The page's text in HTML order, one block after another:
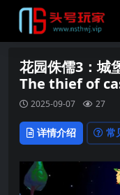
花园侏儒3：
The thief of
2025-09-07 27
详情介绍 常